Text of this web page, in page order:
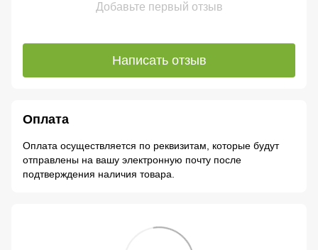
Добавьте первый отзыв
Написать отзыв
Оплата
Оплата осуществляется по реквизитам, которые будут
отправлены на вашу электронную почту после
подтверждения наличия товара.